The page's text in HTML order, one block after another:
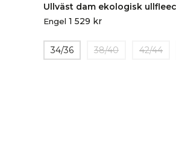
Ullväst dam ekologisk
Engel 1 529 kr
34/36 38/40 42/44